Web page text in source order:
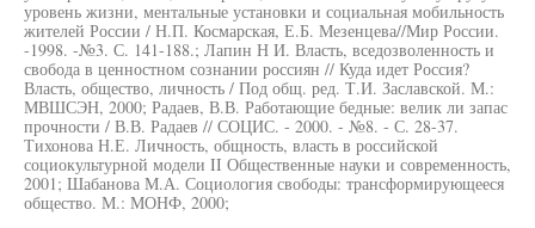
уровень жизни, ментальные установки и социальная мобильность
жителей России / Н.П. Космарская, Е.Б. Мезенцева//Мир России.
-1998. -№3. С. 141-188.; Лапин Н И. Власть, вседозволенность и
свобода в ценностном сознании россиян // Куда идет Россия?
Власть, общество, личность / Под общ. ред. Т.И. Заславской. М.:
МВШСЭН, 2000; Радаев, В.В. Работающие бедные: велик ли запас
прочности / В.В. Радаев // СОЦИС. - 2000. - №8. - С. 28-37.
Тихонова Н.Е. Личность, общность, власть в российской
социокультурной модели II Общественные науки и современность,
2001; Шабанова М.А. Социология свободы: трансформирующееся
общество. М.: МОНФ, 2000;